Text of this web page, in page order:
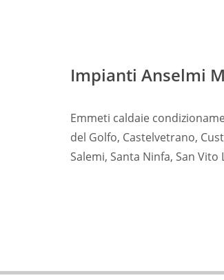
Impianti Anselmi
Emmeti caldaie
del Golfo, Castelvetrano,
Salemi, Santa Ninfa, San